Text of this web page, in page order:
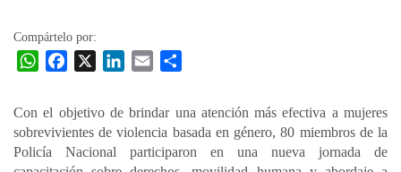
Compártelo por:
W
s
A
e
b
o
k
e
d
l
a
Con el objetivo de brindar una atención más efectiva a mujeres
sobrevivientes de violencia basada en género, 80 miembros de la
Policía Nacional participaron en una nueva jornada de